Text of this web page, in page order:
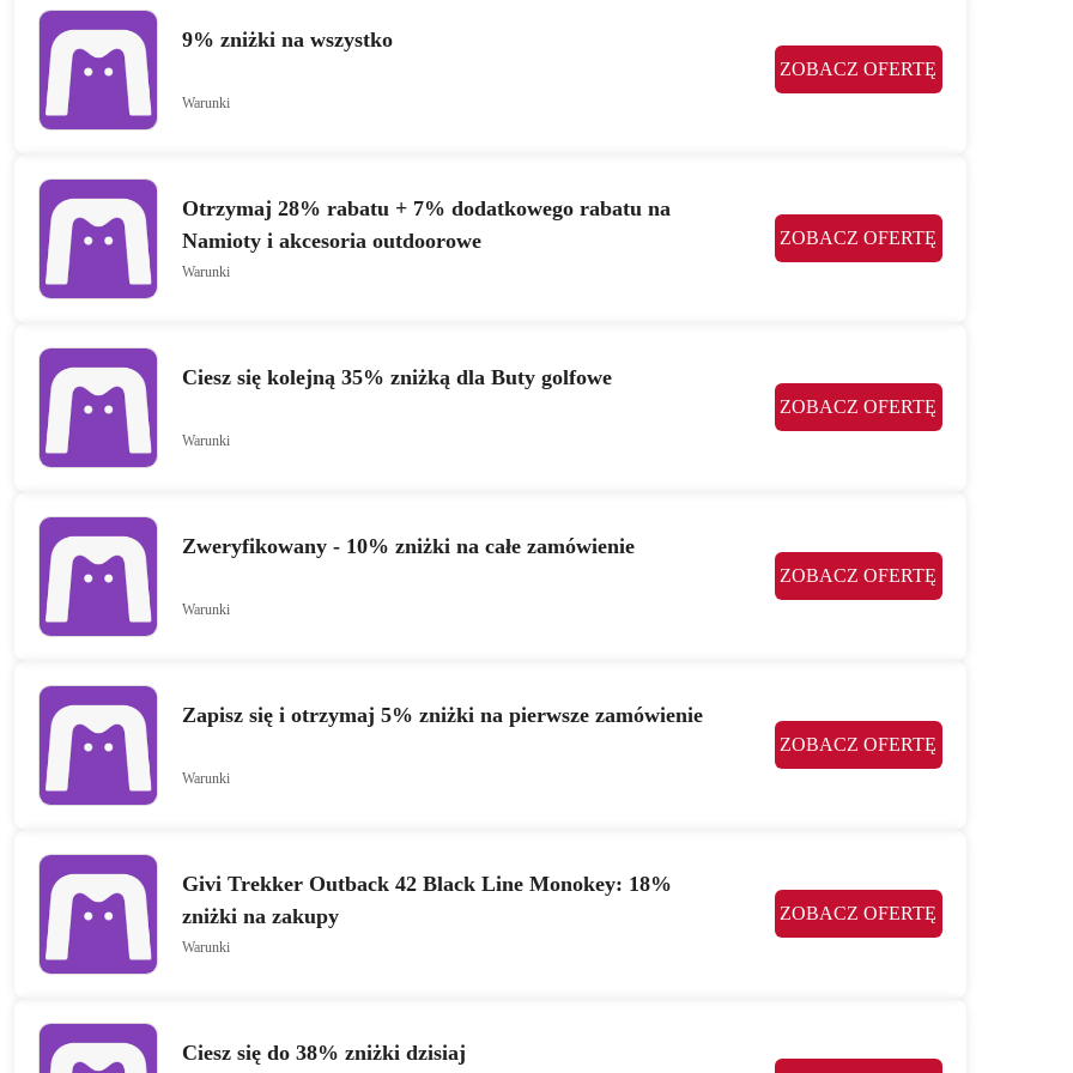
9% zniżki na wszystko
ZOBACZ OFERTĘ
Warunki
Otrzymaj 28% rabatu + 7% dodatkowego rabatu na
Namioty i akcesoria outdoorowe
ZOBACZ OFERTĘ
Warunki
Ciesz się kolejną 35% zniżką dla Buty golfowe
ZOBACZ OFERTĘ
Warunki
Zweryfikowany - 10% zniżki na całe zamówienie
ZOBACZ OFERTĘ
Warunki
Zapisz się i otrzymaj 5% zniżki na pierwsze zamówienie
ZOBACZ OFERTĘ
Warunki
Givi Trekker Outback 42 Black Line Monokey: 18%
zniżki na zakupy
ZOBACZ OFERTĘ
Warunki
Ciesz się do 38% zniżki dzisiaj